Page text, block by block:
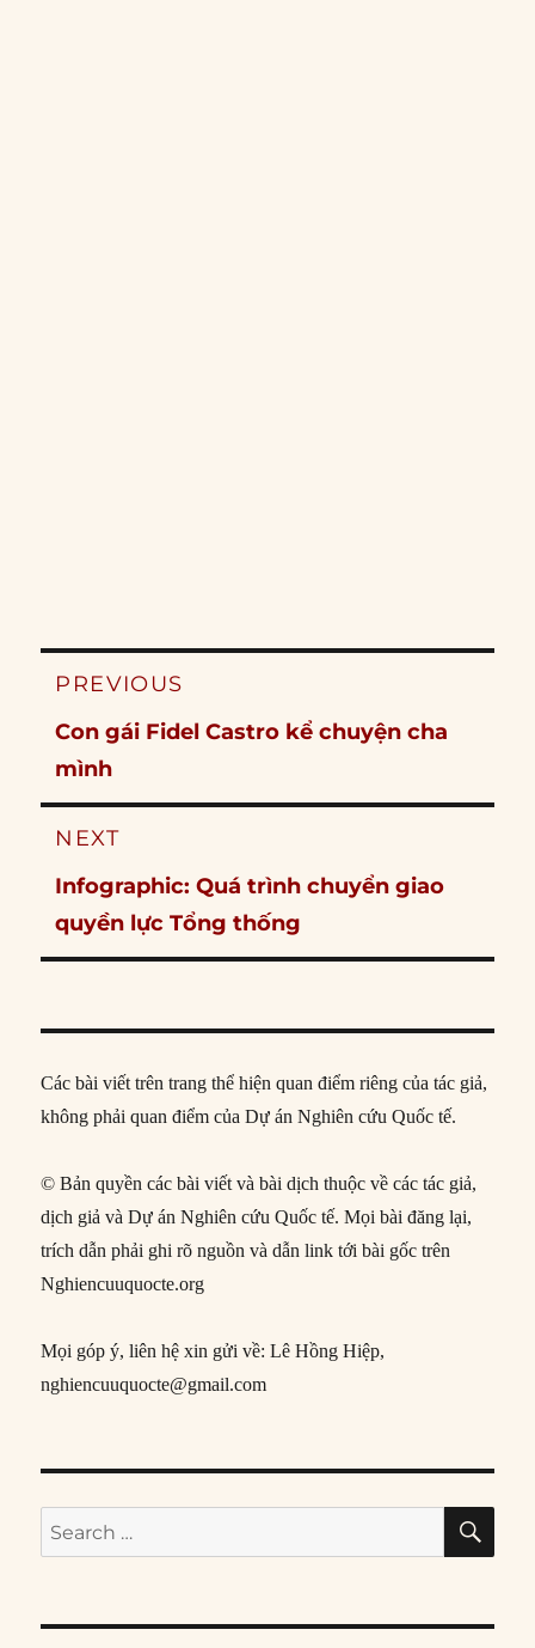
Post
PREVIOUS
Previous
post:
Con gái Fidel Castro kể chuyện cha
mình
NEXT
Next
post:
Infographic: Quá trình chuyển giao
quyền lực Tổng thống
Các bài viết trên trang thể hiện quan điểm riêng của tác giả,
không phải quan điểm của Dự án Nghiên cứu Quốc tế.
© Bản quyền các bài viết và bài dịch thuộc về các tác giả,
dịch giả và Dự án Nghiên cứu Quốc tế. Mọi bài đăng lại,
trích dẫn phải ghi rõ nguồn và dẫn link tới bài gốc trên
Nghiencuuquocte.org
Mọi góp ý, liên hệ xin gửi về: Lê Hồng Hiệp,
nghiencuuquocte@gmail.com
Search
for: